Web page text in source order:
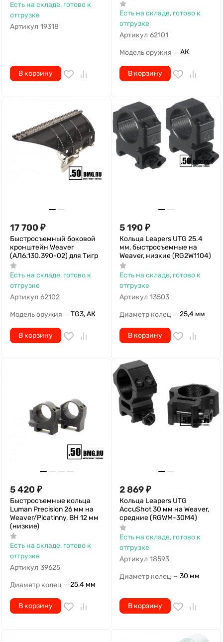
Есть на складе, готово к
отгрузке
Артикул 19318
В корзину
Есть на складе, готово к
отгрузке
Артикул 62101
Модель оружия — АК
В корзину
17 700 ₽
Быстросъемный боковой
кронштейн Weaver
(АЛ6.130.390-02) для Тигр
Есть на складе, готово к
отгрузке
Артикул 62102
Модель оружия — TG3, АК
В корзину
5 190 ₽
Кольца Leapers UTG 25.4
мм, быстросъемные на
Weaver, низкие (RG2W1104)
Есть на складе, готово к
отгрузке
Артикул 13503
Диаметр колец — 25,4 мм
В корзину
5 420 ₽
Быстросъемные кольца
Luman Precision 26 мм на
Weaver/Picatinny, BH 12 мм
(низкие)
Есть на складе, готово к
отгрузке
Артикул 39625
Диаметр колец — 25,4 мм
В корзину
2 869₽
Кольца Leapers UTG
AccuShot 30 мм на Weaver,
средние (RGWM-30M4)
Есть на складе, готово к
отгрузке
Артикул 18593
Диаметр колец — 30 мм
В корзину